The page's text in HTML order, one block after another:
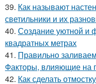
39. Как называют
светильники и их
40. Создание уютной и
квадратных метрах
41. Правильно
Факторы, влияющие на
42. Как сделать